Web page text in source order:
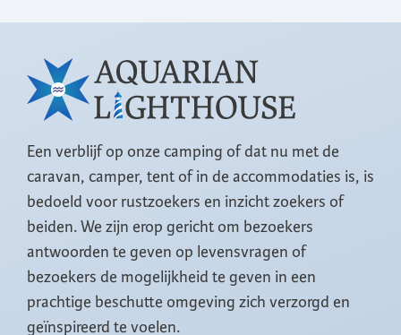
Een verblijf op onze camping of dat nu met de
caravan, camper, tent of in de accommodaties is, is
bedoeld voor rustzoekers en inzicht zoekers of
beiden. We zijn erop gericht om bezoekers
antwoorden te geven op levensvragen of
bezoekers de mogelijkheid te geven in een
prachtige beschutte omgeving zich verzorgd en
geïnspireerd te voelen.